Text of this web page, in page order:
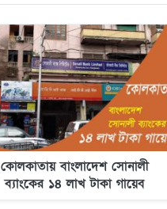
কোলকাতায় বাংলাদেশ সোনালী
ব্যাংকের ১৪ লাখ টাকা গায়েব